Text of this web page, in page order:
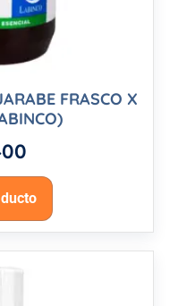
FRASCO X